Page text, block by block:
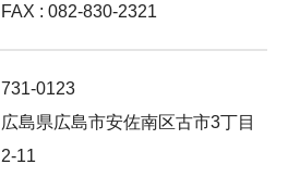
FAX : 082-830-2321
731-0123
広島県広島市安佐南区古市3丁目
2-11